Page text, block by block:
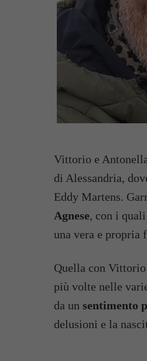
Vittorio e
di Alessandria,
Eddy Martens.
Agnese, con i
una vera e propria
Quella con Vittorio
più volte nelle
da un sentimento
delusioni e la